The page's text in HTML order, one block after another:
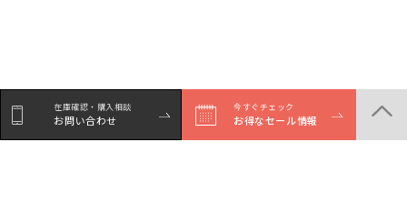
在庫確認・購入相談
お問い合わせ
今すぐチェック
お得なセール情報
在庫確認・購入相談
お問い合わせ
今すぐチェック
お得なセール情報